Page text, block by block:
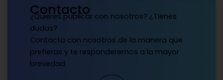
Contacto
¿Quieres publicar con nosotros? ¿Tienes
dudas?
Contacta con nosotros de la manera que
prefieras y te responderemos a la mayor
brevedad.